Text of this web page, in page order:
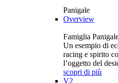
Panigale
Overview
Famiglia
Un esempio di
racing e spirito
l’oggetto del
scopri di più
V2